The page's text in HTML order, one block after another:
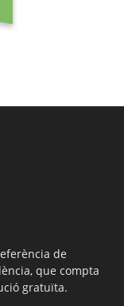
de
que compta
gratuïta.